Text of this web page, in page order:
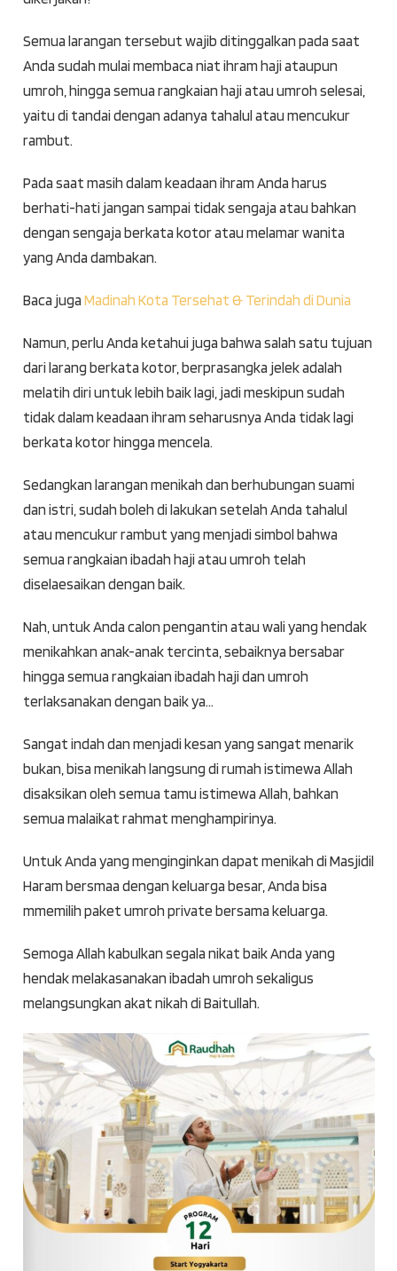
Semua larangan tersebut wajib ditinggalkan pada saat
Anda sudah mulai membaca niat ihram haji ataupun
umroh, hingga semua rangkaian haji atau umroh selesai,
yaitu di tandai dengan adanya tahalul atau mencukur
rambut.
Pada saat masih dalam keadaan ihram Anda harus
berhati-hati jangan sampai tidak sengaja atau bahkan
dengan sengaja berkata kotor atau melamar wanita
yang Anda dambakan.
Baca juga Madinah Kota Tersehat & Terindah di Dunia
Namun, perlu Anda ketahui juga bahwa salah satu tujuan
dari larang berkata kotor, berprasangka jelek adalah
melatih diri untuk lebih baik lagi, jadi meskipun sudah
tidak dalam keadaan ihram seharusnya Anda tidak lagi
berkata kotor hingga mencela.
Sedangkan larangan menikah dan berhubungan suami
dan istri, sudah boleh di lakukan setelah Anda tahalul
atau mencukur rambut yang menjadi simbol bahwa
semua rangkaian ibadah haji atau umroh telah
diselaesaikan dengan baik.
Nah, untuk Anda calon pengantin atau wali yang hendak
menikahkan anak-anak tercinta, sebaiknya bersabar
hingga semua rangkaian ibadah haji dan umroh
terlaksanakan dengan baik ya…
Sangat indah dan menjadi kesan yang sangat menarik
bukan, bisa menikah langsung di rumah istimewa Allah
disaksikan oleh semua tamu istimewa Allah, bahkan
semua malaikat rahmat menghampirinya.
Untuk Anda yang menginginkan dapat menikah di Masjidil
Haram bersmaa dengan keluarga besar, Anda bisa
mmemilih paket umroh private bersama keluarga.
Semoga Allah kabulkan segala nikat baik Anda yang
hendak melakasanakan ibadah umroh sekaligus
melangsungkan akat nikah di Baitullah.